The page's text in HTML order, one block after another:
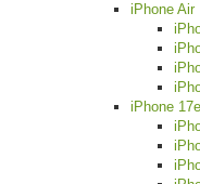
iPhone Air
iPhone 17e